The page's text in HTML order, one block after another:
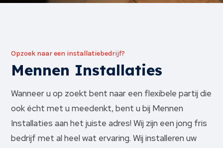
Opzoek naar een installatiebedrijf?
Mennen Installaties
Wanneer u op zoekt bent naar een flexibele partij die
ook écht met u meedenkt, bent u bij Mennen
Installaties aan het juiste adres! Wij zijn een jong fris
bedrijf met al heel wat ervaring. Wij installeren uw